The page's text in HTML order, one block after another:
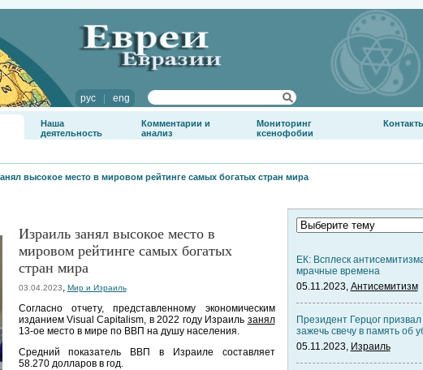
рус| eng
Наша
деятельность
Комментарии и
анализ
Мониторинг
ксенофобии
высокое место в мировом рейтинге самых богатых стран мира
Израиль занял высокое место в
мировом рейтинге самых богатых
стран мира
03.04.2023, Мир и Израиль
Согласно отчету, представленному экономическим
изданием Visual Capitalism, в 2022 году Израиль занял
13-ое место в мире по ВВП на душу населения.
Средний показатель ВВП в Израиле составляет
58.270 долларов в год.
ЕК: Всплеск
мрачные времена
05.11.2023, Антисемитизм
Президент Герцог
зажечь свечу в память об
05.11.2023, Израиль